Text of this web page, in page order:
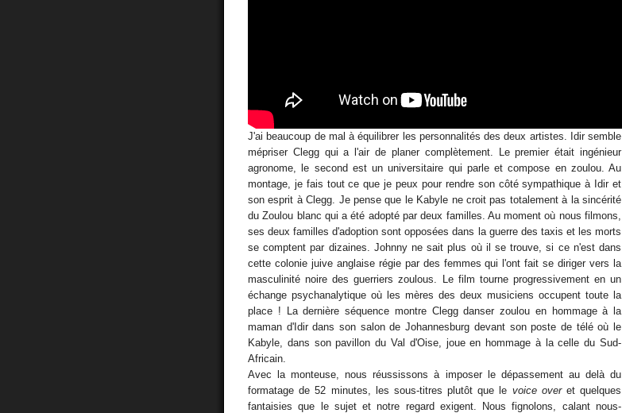
J'ai beaucoup de mal à équilibrer les personnalités des deux artistes. Idir semble
mépriser Clegg qui a l'air de planer complètement. Le premier était ingénieur
agronome, le second est un universitaire qui parle et compose en zoulou. Au
montage, je fais tout ce que je peux pour rendre son côté sympathique à Idir et
son esprit à Clegg. Je pense que le Kabyle ne croit pas totalement à la sincérité
du Zoulou blanc qui a été adopté par deux familles. Au moment où nous filmons,
ses deux familles d'adoption sont opposées dans la guerre des taxis et les morts
se comptent par dizaines. Johnny ne sait plus où il se trouve, si ce n'est dans
cette colonie juive anglaise régie par des femmes qui l'ont fait se diriger vers la
masculinité noire des guerriers zoulous. Le film tourne progressivement en un
échange psychanalytique où les mères des deux musiciens occupent toute la
place ! La dernière séquence montre Clegg danser zoulou en hommage à la
maman d'Idir dans son salon de Johannesburg devant son poste de télé où le
Kabyle, dans son pavillon du Val d'Oise, joue en hommage à la celle du Sud-
Africain.
Avec la monteuse, nous réussissons à imposer le dépassement au delà du
formatage de 52 minutes, les sous-titres plutôt que le voice overet quelques
fantaisies que le sujet et notre regard exigent. Nous fignolons, calant nous-